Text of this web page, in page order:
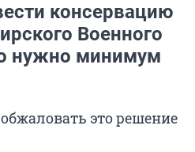
консервацию
Военного
нужно минимум
это решение